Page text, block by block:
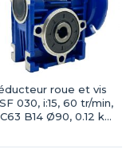
roue et vis
030, i:15, 60 tr/min,
B14 Ø90, 0.12 kW